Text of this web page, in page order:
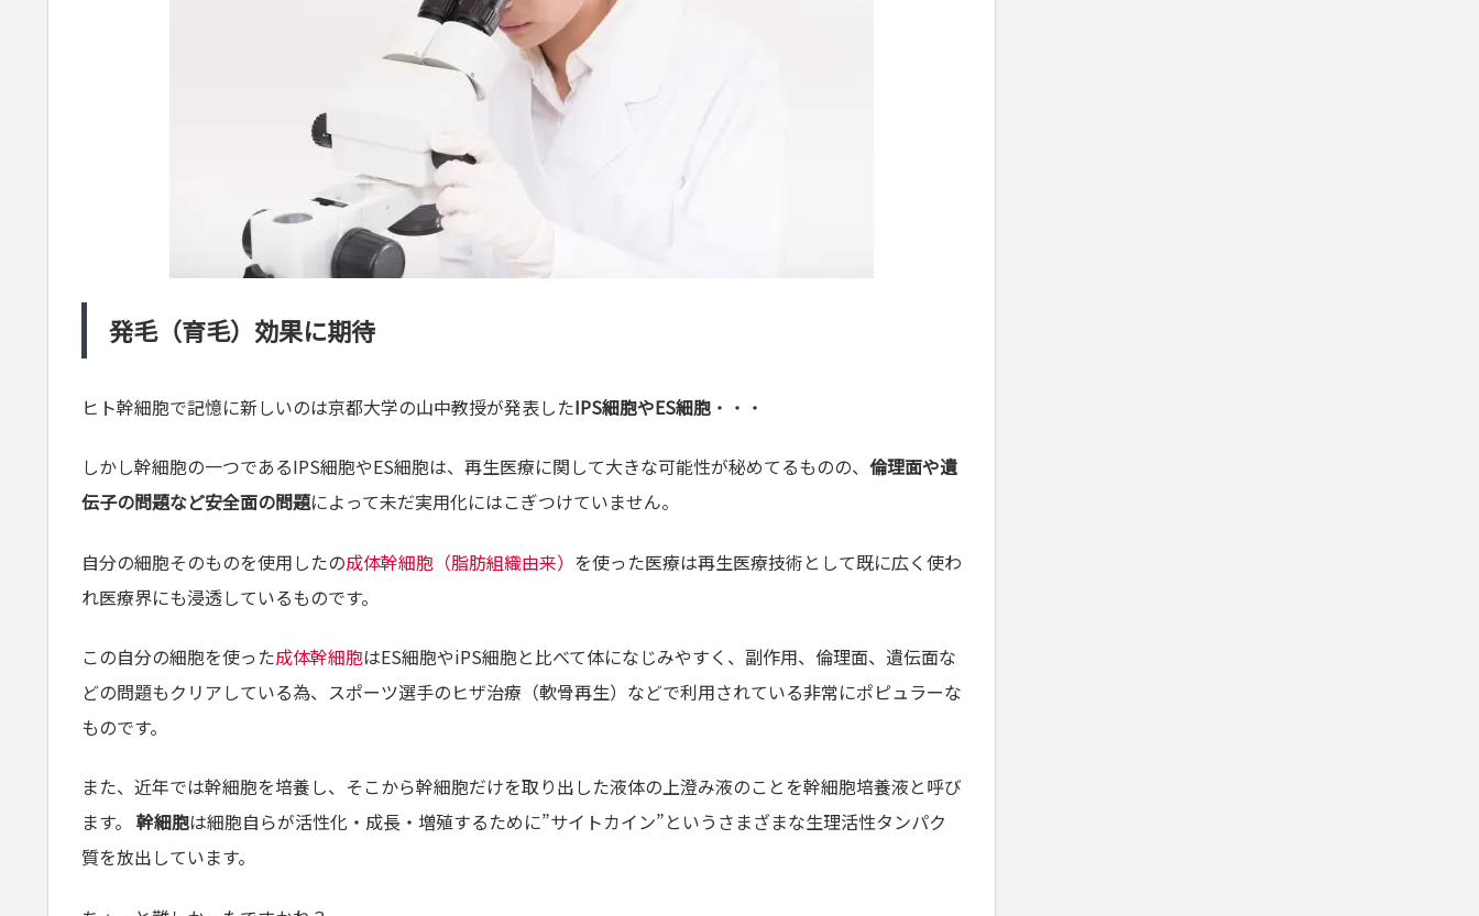
発毛（育毛）効果に期待
ヒト幹細胞で記憶に新しいのは京都大学の山中教授が発表したIPS細胞やES細胞 ・・・
しかし幹細胞の一つであるIPS細胞やES細胞は、再生医療に関して大きな可能性が秘めてるものの、 倫理面や遺
伝子の問題など安全面の問題によって未だ実用化にはこぎつけていません。
自分の細胞そのものを使用したの成体幹細胞（脂肪組織由来） を使った医療は再生医療技術として既に広く使わ
れ医療界にも浸透しているものです。
この自分の細胞を使った成体幹細胞はES細胞やiPS細胞と比べて体になじみやすく、副作用、倫理面、遺伝面な
どの問題もクリアしている為、スポーツ選手のヒザ治療（軟骨再生）などで利用されている非常にポピュラーな
ものです。
また、近年では幹細胞を培養し、そこから幹細胞だけを取り出した液体の上澄み液のことを幹細胞培養液と呼び
ます。 幹細胞は細胞自らが活性化・成長・増殖するために”サイトカイン”というさまざまな生理活性タンパク
質を放出しています。